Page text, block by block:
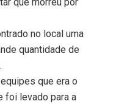
no local uma
quantidade de
que era o
foi levado para a